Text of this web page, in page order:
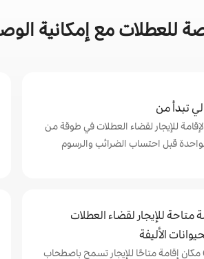
للعطلات مع إمكانية
تبدأ من
للإيجار لقضاء العطلات في طوقة من
متاحة للإيجار لقضاء العطلات
الأليفة
اعثر على 60 مكان إقامة متاحًا للإيجار تسمح باصطحاب